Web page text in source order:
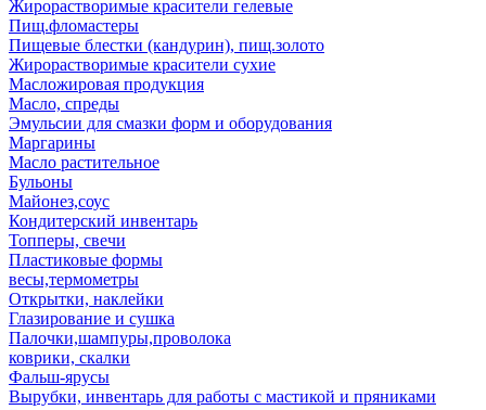
Жирорастворимые красители гелевые
Пищ.фломастеры
Пищевые блестки (кандурин), пищ.золото
Жирорастворимые красители сухие
Масложировая продукция
Масло, спреды
Эмульсии для смазки форм и оборудования
Маргарины
Масло растительное
Бульоны
Майонез,соус
Кондитерский инвентарь
Топперы, свечи
Пластиковые формы
весы,термометры
Открытки, наклейки
Глазирование и сушка
Палочки,шампуры,проволока
коврики, скалки
Фальш-ярусы
Вырубки, инвентарь для работы с мастикой и пряниками